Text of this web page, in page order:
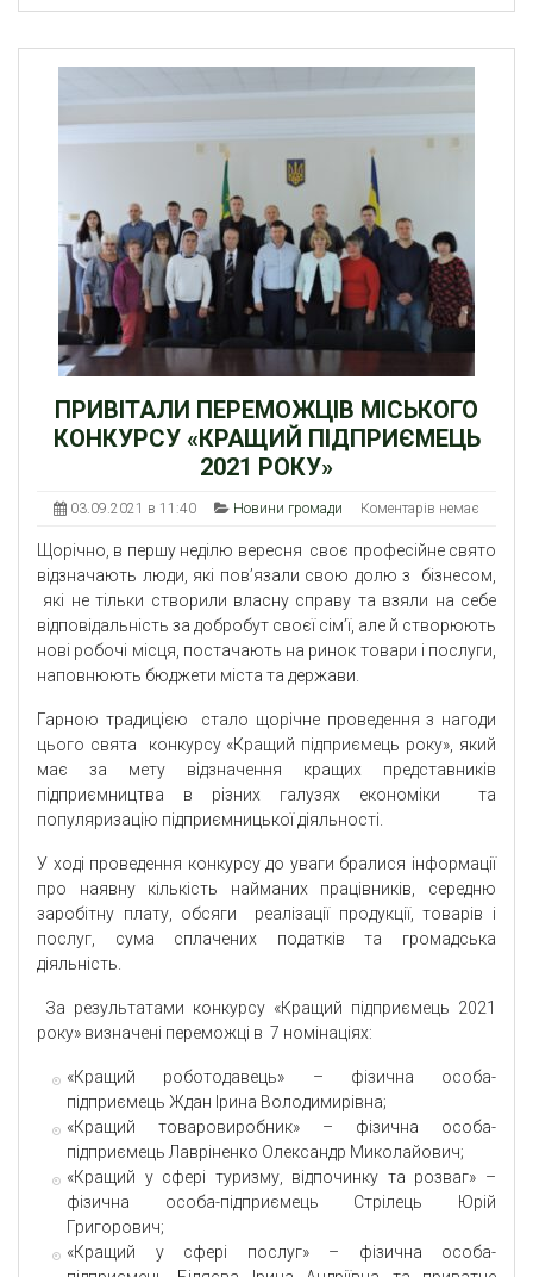
ПРИВІТАЛИ ПЕРЕМОЖЦІВ МІСЬКОГО
КОНКУРСУ «КРАЩИЙ ПІДПРИЄМЕЦЬ
2021 РОКУ»
03.09.2021 в 11:40 Новини громади Коментарів немає
Щорічно, в першу неділю вересня своє професійне свято
відзначають люди, які пов’язали свою долю з бізнесом,
які не тільки створили власну справу та взяли на себе
відповідальність за добробут своєї сім’ї, але й створюють
нові робочі місця, постачають на ринок товари і послуги,
наповнюють бюджети міста та держави.
Гарною традицією стало щорічне проведення з нагоди
цього свята конкурсу «Кращий підприємець року», який
має за мету відзначення кращих представників
підприємництва в різних галузях економіки та
популяризацію підприємницької діяльності.
У ході проведення конкурсу до уваги бралися інформації
про наявну кількість найманих працівників, середню
заробітну плату, обсяги реалізації продукції, товарів і
послуг, сума сплачених податків та громадська
діяльність.
За результатами конкурсу «Кращий підприємець 2021
року» визначені переможці в 7 номінаціях:
«Кращий роботодавець» – фізична особа-
підприємець Ждан Ірина Володимирівна;
«Кращий товаровиробник» – фізична особа-
підприємець Лавріненко Олександр Миколайович;
«Кращий у сфері туризму, відпочинку та розваг» –
фізична особа-підприємець Стрілець Юрій
Григорович;
«Кращий у сфері послуг» – фізична особа-